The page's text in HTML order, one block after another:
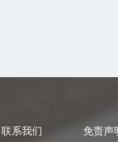
联系我们
免责声